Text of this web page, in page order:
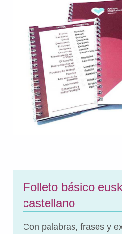
Folleto básico
castellano
Con palabras, frases y